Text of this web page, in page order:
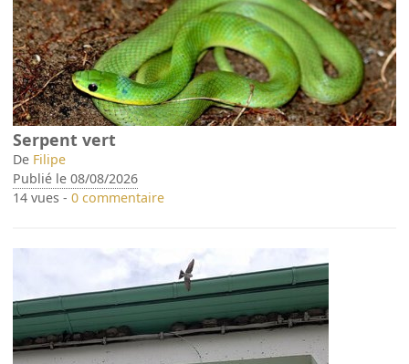
Serpent vert
De Filipe
Publié le 08/08/2026
14 vues -0 commentaire